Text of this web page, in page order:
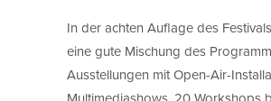
In der achten Auflage des
eine gute Mischung des
Ausstellungen mit Open-Air-